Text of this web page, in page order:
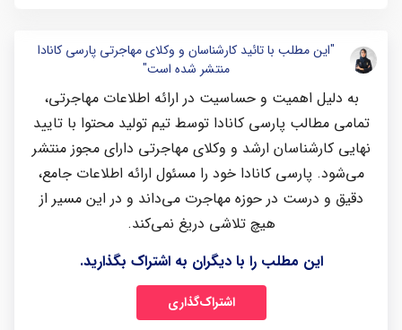
"این مطلب با تائید کارشناسان و وکلای مهاجرتی پارسی کانادا
منتشر شده است"
به دلیل اهمیت و حساسیت در ارائه اطلاعات مهاجرتی،
تمامی مطالب پارسی کانادا توسط تیم تولید محتوا با تایید
نهایی کارشناسان ارشد و وکلای مهاجرتی دارای مجوز منتشر
می‌شود. پارسی کانادا خود را مسئول ارائه اطلاعات جامع،
دقیق و درست در حوزه مهاجرت می‌داند و در این مسیر از
هیچ تلاشی دریغ نمی‌کند.
این مطلب را با دیگران به اشتراک بگذارید.
اشتراک‌گذاری